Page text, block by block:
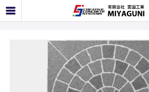
お問い合わせ 工事のお見積も
外枠700mm コブルサークル(B)